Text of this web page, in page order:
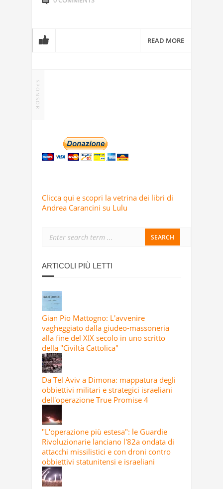
READ MORE
SPONSOR
Clicca qui e scopri la vetrina dei libri di
Andrea Carancini su Lulu
ARTICOLI PIÙ LETTI
Gian Pio Mattogno: L'avvenire
vagheggiato dalla giudeo-massoneria
alla fine del XIX secolo in uno scritto
della "Civiltà Cattolica"
Da Tel Aviv a Dimona: mappatura degli
obbiettivi militari e strategici israeliani
dell'operazione True Promise 4
"L'operazione più estesa": le Guardie
Rivoluzionarie lanciano l'82a ondata di
attacchi missilistici e con droni contro
obbiettivi statunitensi e israeliani